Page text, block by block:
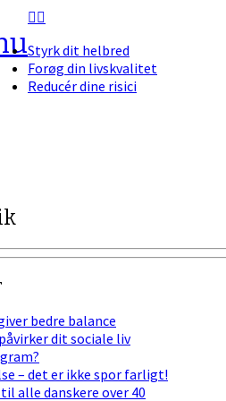
Styrk dit helbred
Forøg din livskvalitet
Reducér dine risici
bedre balance
dit sociale liv
– det er ikke spor farligt!
alle danskere over 40